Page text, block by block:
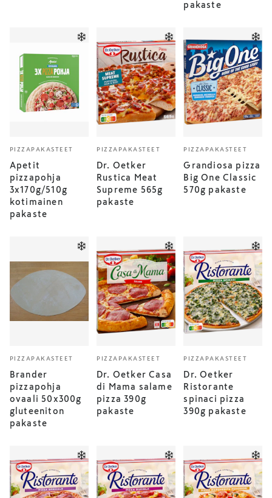
pakaste
PIZZAPAKASTEET
Apetit
pizzapohja
3x170g/510g
kotimainen
pakaste
PIZZAPAKASTEET
Dr. Oetker
Rustica Meat
Supreme 565g
pakaste
PIZZAPAKASTEET
Grandiosa pizza
Big One Classic
570g pakaste
PIZZAPAKASTEET
Brander
pizzapohja
ovaali 50x300g
gluteeniton
pakaste
PIZZAPAKASTEET
Dr. Oetker Casa
di Mama salame
pizza 390g
pakaste
PIZZAPAKASTEET
Dr. Oetker
Ristorante
spinaci pizza
390g pakaste